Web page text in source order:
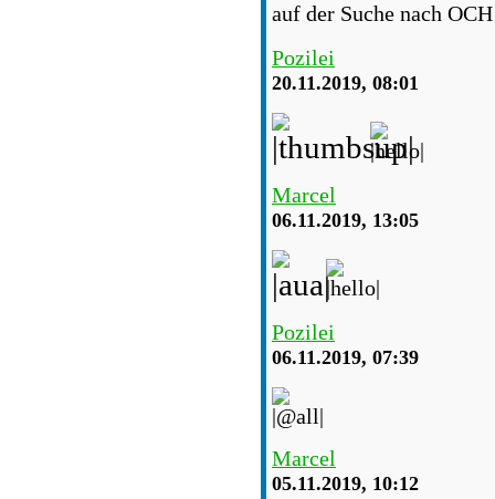
auf der Suche nach
Pozilei
20.11.2019, 08:01
Marcel
06.11.2019, 13:05
Pozilei
06.11.2019, 07:39
Marcel
05.11.2019, 10:12